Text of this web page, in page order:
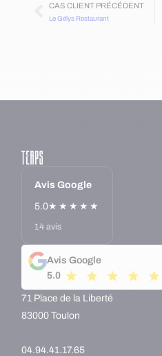
CAS CLIENT PRÉCÉDENT
Le Gélys Restaurant
Avis Google
5.0★★★★★
14 avis
Avis Google
5.0
71 Place de la Liberté
83000 Toulon
04.94.41.17.65